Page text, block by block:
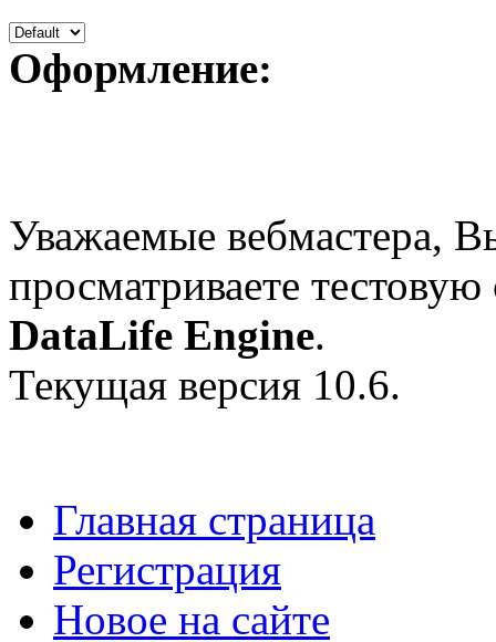
Оформление:
Уважаемые вебмастера,
просматриваете
DataLife Engine.
Текущая версия 10.6.
Главная страница
Регистрация
Новое на сайте